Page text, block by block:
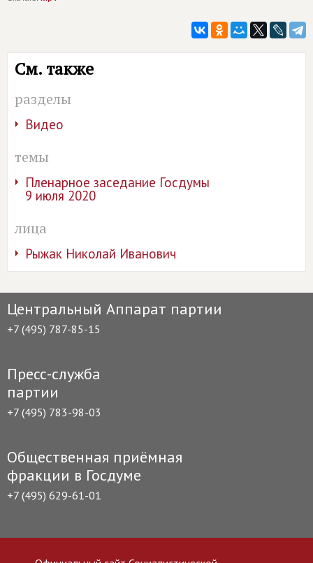
См. также
разделы
Видео
темы
Пленарное заседание Госдумы
9 июля 2020
лица
Рыжак Николай Иванович
Центральный Аппарат партии
+7 (495) 787-85-15
Пресс-служба
партии
+7 (495) 783-98-03
Общественная приёмная
фракции в Госдуме
+7 (495) 629-61-01